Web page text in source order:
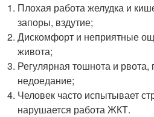
Плохая работа желудка и
запоры, вздутие;
Дискомфорт и неприятные
живота;
Регулярная тошнота и
недоедание;
Человек часто испытывает
нарушается работа ЖКТ.